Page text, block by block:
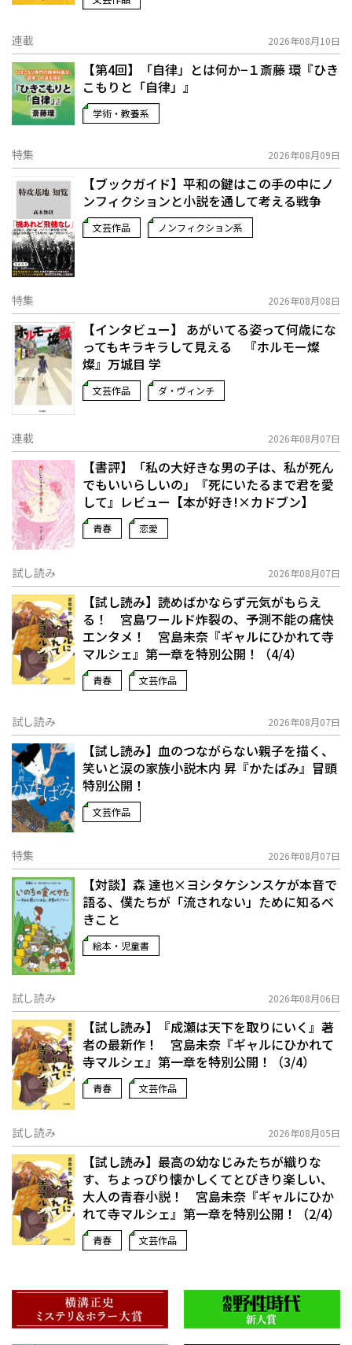
連載 2026年08月10日
【第4回】「自律」とは何か−１――斎藤 環『ひき
こもりと「自律」』
学術・教養系
特集 2026年08月09日
【ブックガイド】平和の鍵はこの手の中に――ノ
ンフィクションと小説を通して考える戦争
文芸作品 ノンフィクション系
特集 2026年08月08日
【インタビュー】 あがいてる姿って何歳にな
ってもキラキラして見える 『ホルモー燦
燦』万城目 学
文芸作品 ダ・ヴィンチ
連載 2026年08月07日
【書評】「私の大好きな男の子は、私が死ん
でもいいらしいの」――『死にいたるまで君を愛
して』レビュー【本が好き!×カドブン】
青春 恋愛
試し読み 2026年08月07日
【試し読み】読めばかならず元気がもらえ
る！ 宮島ワールド炸裂の、予測不能の痛快
エンタメ！ 宮島未奈『ギャルにひかれて寺
マルシェ』第一章を特別公開！（4/4）
青春 文芸作品
試し読み 2026年08月07日
【試し読み】血のつながらない親子を描く、
笑いと涙の家族小説――木内 昇『かたばみ』冒頭
特別公開！
文芸作品
特集 2026年08月07日
【対談】森 達也×ヨシタケシンスケが本音で
語る、僕たちが「流されない」ために知るべ
きこと
絵本・児童書
試し読み 2026年08月06日
【試し読み】『成瀬は天下を取りにいく』著
者の最新作！ 宮島未奈『ギャルにひかれて
寺マルシェ』第一章を特別公開！（3/4）
青春 文芸作品
試し読み 2026年08月05日
【試し読み】最高の幼なじみたちが織りな
す、ちょっぴり懐かしくてとびきり楽しい、
大人の青春小説！ 宮島未奈『ギャルにひか
れて寺マルシェ』第一章を特別公開！（2/4）
青春 文芸作品